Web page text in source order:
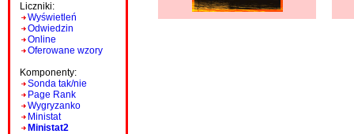
Liczniki:
Wyświetleń
Odwiedzin
Online
Oferowane wzory
Komponenty:
Sonda tak/nie
Page Rank
Wygryzanko
Ministat
Ministat2